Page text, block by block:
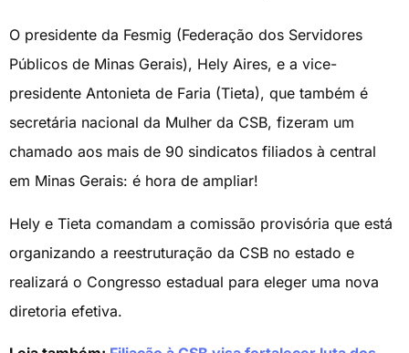
O presidente da Fesmig (Federação dos Servidores
Públicos de Minas Gerais), Hely Aires, e a vice-
presidente Antonieta de Faria (Tieta), que também é
secretária nacional da Mulher da CSB, fizeram um
chamado aos mais de 90 sindicatos filiados à central
em Minas Gerais: é hora de ampliar!
Hely e Tieta comandam a comissão provisória que está
organizando a reestruturação da CSB no estado e
realizará o Congresso estadual para eleger uma nova
diretoria efetiva.